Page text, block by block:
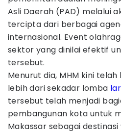
Asli Daerah (PAD) melalui
tercipta dari berbagai
internasional. Event
sektor yang dinilai efektif
tersebut.
Menurut dia, MHM kini
lebih dari sekadar lomba
tersebut telah menjadi
pembangunan kota untuk
Makassar sebagai